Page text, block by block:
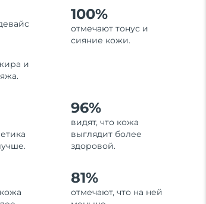
и
100%
отмечают тонус и
сияние кожи.
96%
видят, что кожа
выглядит более
здоровой.
81%
отмечают, что на ней